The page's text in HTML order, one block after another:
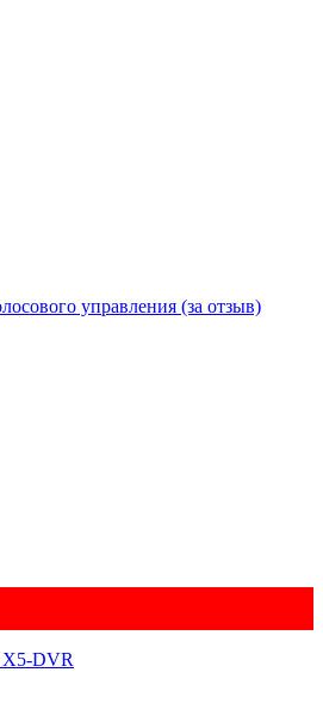
управления (за отзыв)
X5-DVR